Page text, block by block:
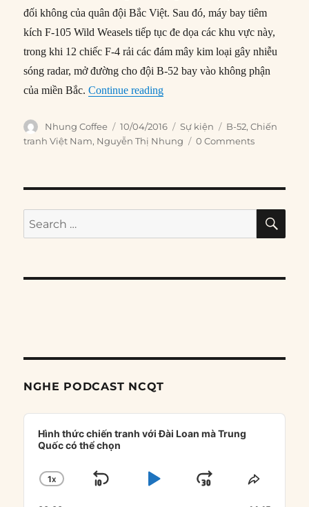
đối không của quân đội Bắc Việt. Sau đó, máy bay tiêm
kích F-105 Wild Weasels tiếp tục đe dọa các khu vực này,
trong khi 12 chiếc F-4 rải các đám mây kim loại gây nhiễu
sóng radar, mở đường cho đội B-52 bay vào không phận
của miền Bắc.Continue reading“10/04/1972: B-52 bắt đầu ném
Author
Nhung Coffee
Posted
on
10/04/2016 Categories
Sự kiện Tags
B-52,Chiến
tranh Việt Nam, Nguyễn Thị Nhung 0 Comments
Search
for:
NGHE PODCAST NCQT
Audio
Player
Hình thức chiến tranh với Đài Loan mà Trung
Quốc có thể chọn
CHANGE
1X
SKIP
PLAYJUMPSHARE